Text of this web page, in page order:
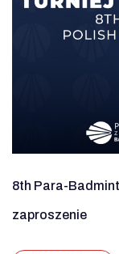
8th Para-
zaproszenie